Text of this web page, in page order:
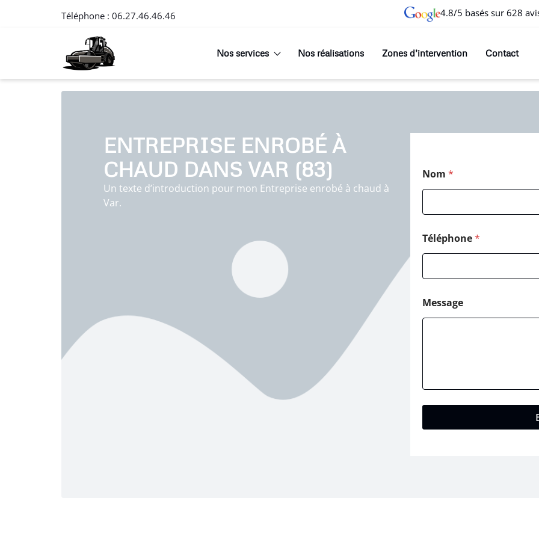
Téléphone : 06.27.46.46.46 4.8/5 basés sur 628
Nos services Nos réalisations Zones d’intervention Contact
ENTREPRISE ENROBÉ À
CHAUD DANS VAR (83)
Un texte d’introduction pour mon Entreprise enrobé à chaud à
Var.
Nom *
Téléphone*
Message